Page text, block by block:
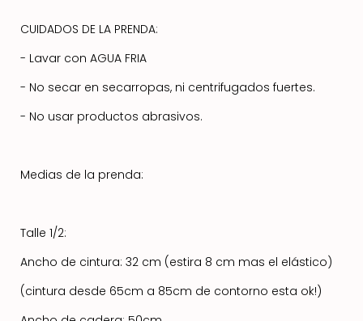
CUIDADOS DE LA PRENDA:
- Lavar con AGUA FRIA
- No secar en secarropas, ni centrifugados fuertes.
- No usar productos abrasivos.
Medias de la prenda:
Talle 1/2:
Ancho de cintura: 32 cm (estira 8 cm mas el elástico)
(cintura desde 65cm a 85cm de contorno esta ok!)